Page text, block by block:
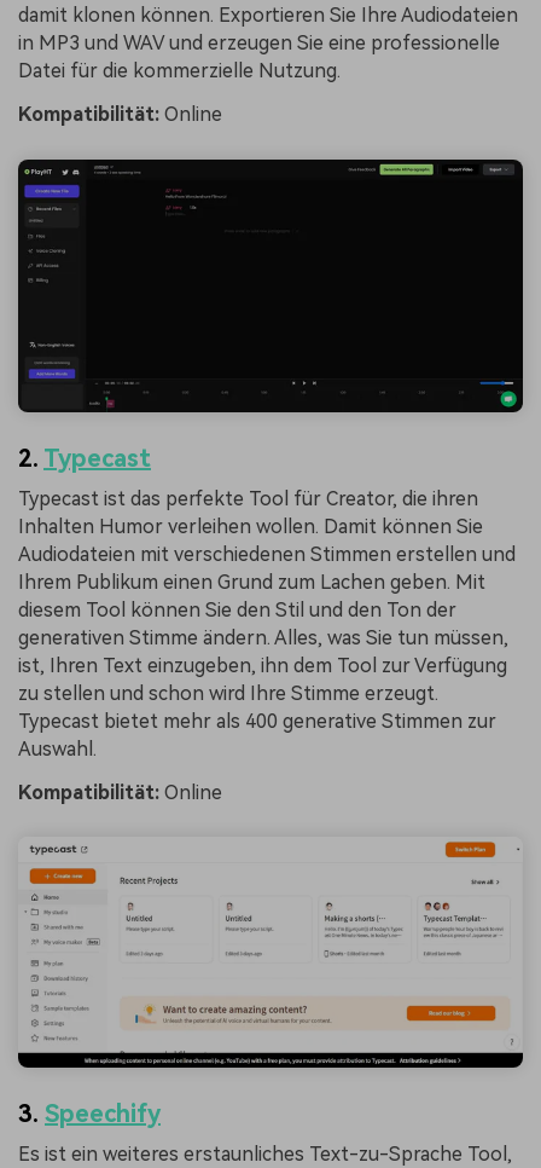
damit klonen können. Exportieren Sie Ihre Audiodateien
in MP3 und WAV und erzeugen Sie eine professionelle
Datei für die kommerzielle Nutzung.
Kompatibilität: Online
2. Typecast
Typecast ist das perfekte Tool für Creator, die ihren
Inhalten Humor verleihen wollen. Damit können Sie
Audiodateien mit verschiedenen Stimmen erstellen und
Ihrem Publikum einen Grund zum Lachen geben. Mit
diesem Tool können Sie den Stil und den Ton der
generativen Stimme ändern. Alles, was Sie tun müssen,
ist, Ihren Text einzugeben, ihn dem Tool zur Verfügung
zu stellen und schon wird Ihre Stimme erzeugt.
Typecast bietet mehr als 400 generative Stimmen zur
Auswahl.
Kompatibilität: Online
3. Speechify
Es ist ein weiteres erstaunliches Text-zu-Sprache Tool,